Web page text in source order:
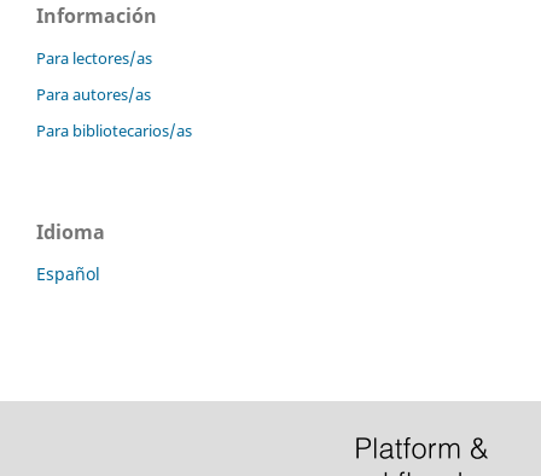
Información
Para lectores/as
Para autores/as
Para bibliotecarios/as
Idioma
Español